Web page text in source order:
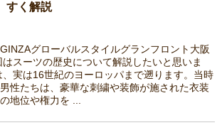
すく解説
グローバルスタイルグランフロント大阪
スーツの歴史について解説したいと思いま
実は16世紀のヨーロッパまで遡ります。当時
性たちは、豪華な刺繍や装飾が施された衣装
地位や権力を ...